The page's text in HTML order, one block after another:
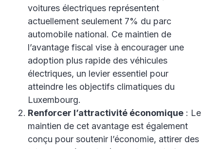
voitures électriques représentent
actuellement seulement 7% du parc
automobile national. Ce maintien de
l’avantage fiscal vise à encourager une
adoption plus rapide des véhicules
électriques, un levier essentiel pour
atteindre les objectifs climatiques du
Luxembourg.
Renforcer l’attractivité économique : Le
maintien de cet avantage est également
conçu pour soutenir l’économie, attirer des